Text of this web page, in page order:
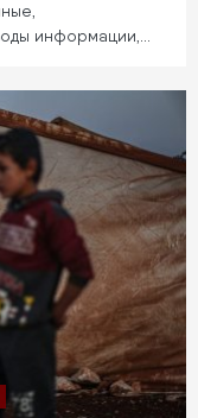
информации,…